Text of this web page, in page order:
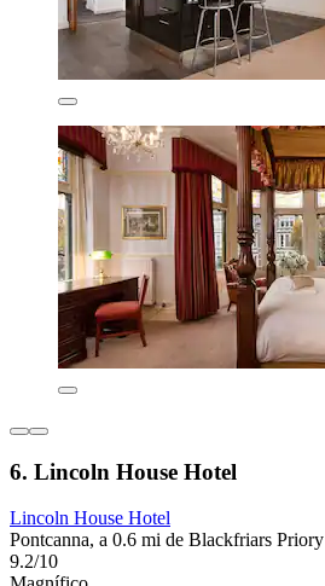
6. Lincoln House Hotel
Lincoln House Hotel
Pontcanna, a 0.6 mi de Blackfriars Priory
9.2/10